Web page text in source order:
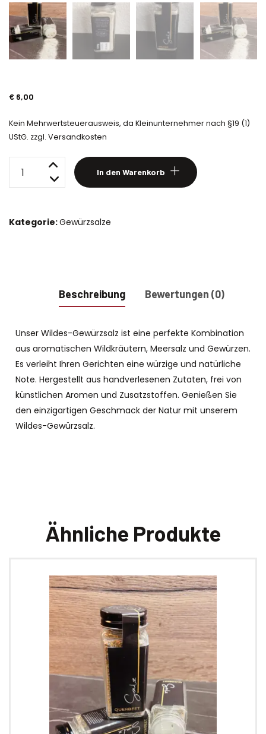
€ 6,00
Kein Mehrwertsteuerausweis, da Kleinunternehmer nach §19 (1)
UStG. zzgl. Versandkosten
Gewürzsalz
In den Warenkorb
Kategorie:Gewürzsalze
Beschreibung Bewertungen (0)
Unser Wildes-Gewürzsalz ist eine perfekte Kombination
aus aromatischen Wildkräutern, Meersalz und Gewürzen.
Es verleiht Ihren Gerichten eine würzige und natürliche
Note. Hergestellt aus handverlesenen Zutaten, frei von
künstlichen Aromen und Zusatzstoffen. Genießen Sie
den einzigartigen Geschmack der Natur mit unserem
Wildes-Gewürzsalz.
Ähnliche Produkte